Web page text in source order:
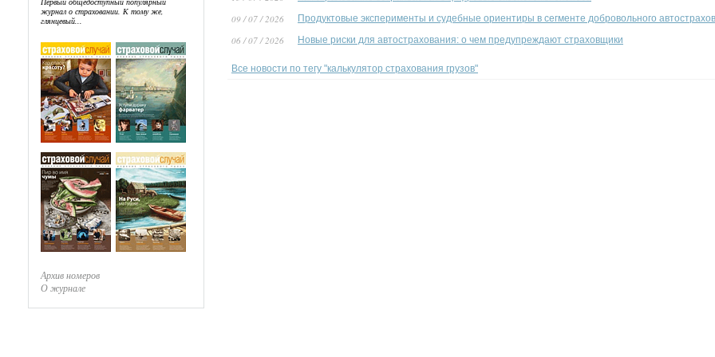
журнал о страховании. К тому же,
глянцевый...
Архив номеров
О журнале
09 / 07 / 2026 Продуктовые эксперименты и судебные ориентиры в сегменте добровольного
06 / 07 / 2026 Новые риски для автострахования: о чем предупреждают страховщики
Все новости по тегу "калькулятор страхования грузов"